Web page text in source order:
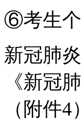
⑥考生个
新冠肺
《新冠
（附件